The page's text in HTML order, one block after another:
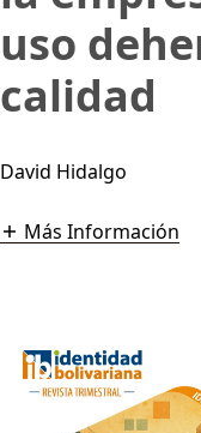
uso
calidad
David Hidalgo
Más Información